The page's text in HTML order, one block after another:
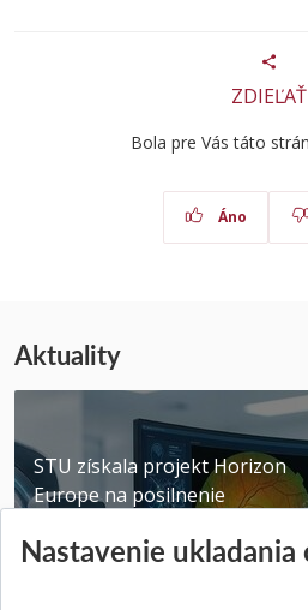
ZDIEĽAŤ
Bola pre Vás táto
Áno
Aktuality
STU získala projekt Horizon
Europe na posilnenie
Publikované 31.07.2026
Nastavenie ukladania